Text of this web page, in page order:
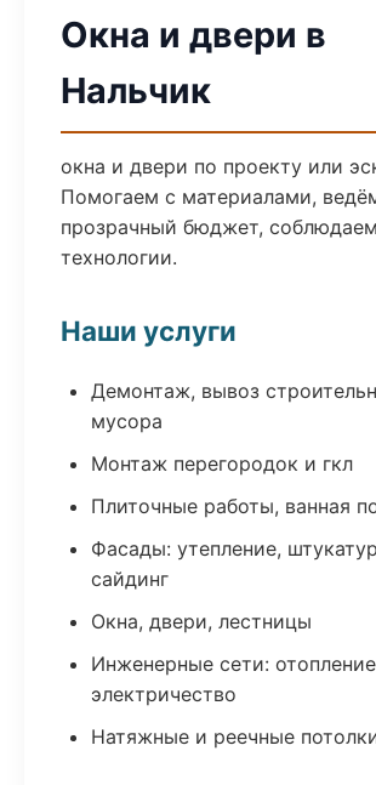
Окна и двери в
Нальчик
окна и двери по проекту или
Помогаем с материалами,
прозрачный бюджет, соблюдаем
технологии.
Наши услуги
Демонтаж, вывоз
мусора
Монтаж перегородок и гкл
Плиточные работы, ванная
Фасады: утепление,
сайдинг
Окна, двери, лестницы
Инженерные сети:
электричество
Натяжные и реечные